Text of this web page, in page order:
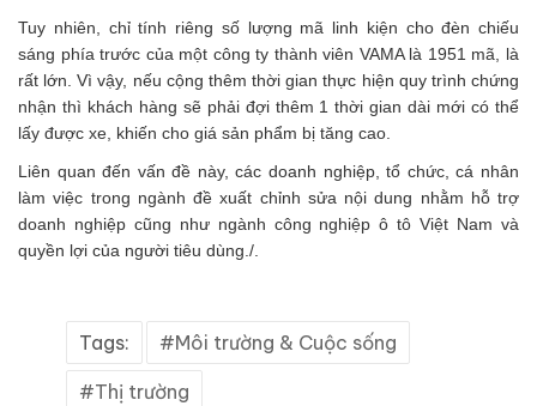
Tuy nhiên, chỉ tính riêng số lượng mã linh kiện cho đèn chiếu
sáng phía trước của một công ty thành viên VAMA là 1951 mã, là
rất lớn. Vì vậy, nếu cộng thêm thời gian thực hiện quy trình chứng
nhận thì khách hàng sẽ phải đợi thêm 1 thời gian dài mới có thể
lấy được xe, khiến cho giá sản phẩm bị tăng cao.
Liên quan đến vấn đề này, các doanh nghiệp, tổ chức, cá nhân
làm việc trong ngành đề xuất chỉnh sửa nội dung nhằm hỗ trợ
doanh nghiệp cũng như ngành công nghiệp ô tô Việt Nam và
quyền lợi của người tiêu dùng./.
Tags: Môi trường & Cuộc sống
Thị trường